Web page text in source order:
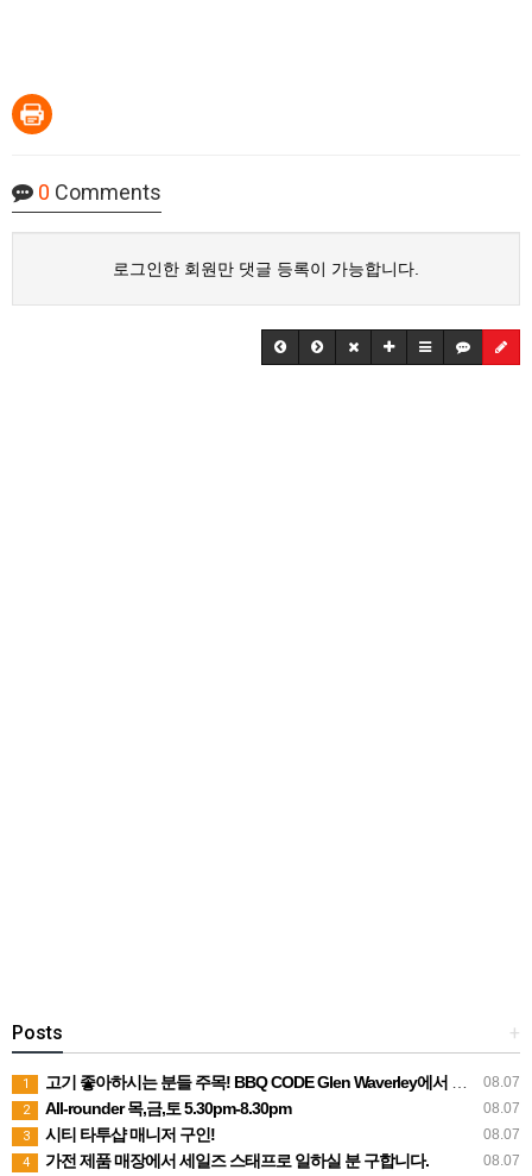
0 Comments
로그인한 회원만 댓글 등록이 가능합니다.
+
Posts
08.07
1 고기 좋아하시는 분들 주목! BBQ CODE Glen Waverley에서 함께해요
08.07
2 All-rounder 목,금,토 5.30pm-8.30pm
08.07
3 시티 타투샵 매니저 구인!
08.07
4 가전 제품 매장에서 세일즈 스태프로 일하실 분 구합니다.